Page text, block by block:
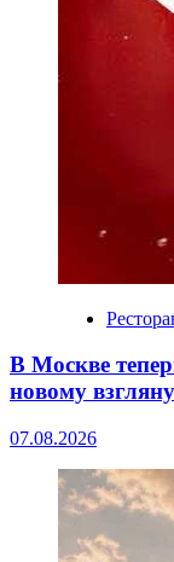
В Москве
новому
07.08.2026